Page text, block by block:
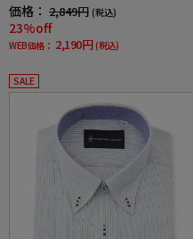
価格： 2,849円 (税込)
23%off
WEB価格： 2,190円 (税込)
SALE